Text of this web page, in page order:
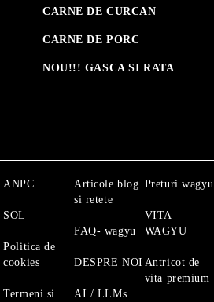
CARNE DE CURCAN
CARNE DE PORC
NOU!!! GASCA SI RATA
ANPC
SOL
Politica de
cookies
Termeni si
Articole blog
si retete
FAQ- wagyu
DESPRE NOI
AI / LLMs
Preturi wagyu
VITA
WAGYU
Antricot de
vita premium